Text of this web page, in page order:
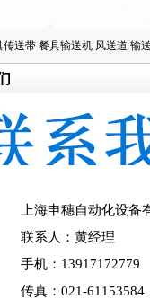
传送带 餐具输送机 风送道 输
上海申穗自动化设备
联系人：黄经理
手机：13917172779
传真：021-61153584